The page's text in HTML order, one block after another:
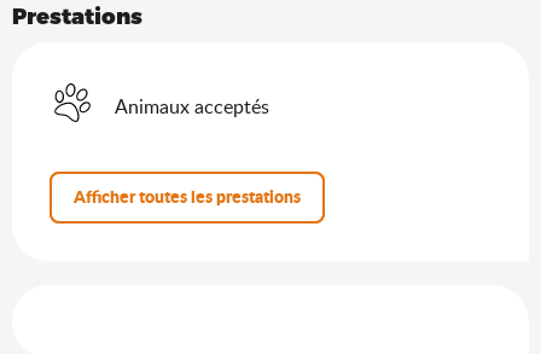
Prestations
Animaux acceptés
Afficher toutes les prestations